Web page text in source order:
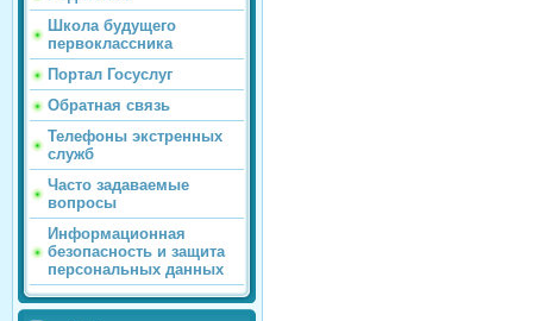
Школа будущего
первоклассника
Портал Госуслуг
Обратная связь
Телефоны экстренных
служб
Часто задаваемые
вопросы
Информационная
безопасность и защита
персональных данных